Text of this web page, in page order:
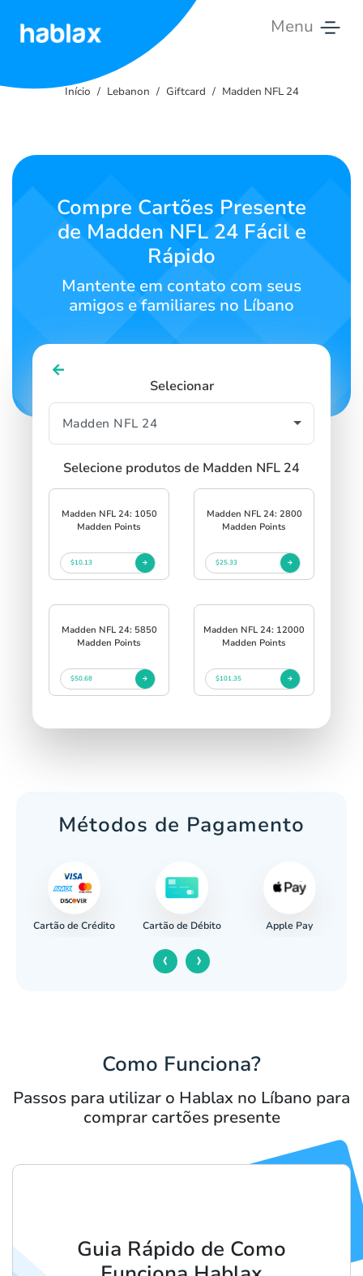
Menu
Tarifas
Entre
contato
SIGN INSIGN UP
Início Lebanon Giftcard Madden NFL 24
Compre Cartões Presente
de Madden NFL 24 Fácil e
Rápido
Mantente em contato com seus
amigos e familiares no Líbano
Selecionar
Selecione produtos de Madden NFL 24
Madden NFL 24: 1050
Madden Points
$10.13
Madden NFL 24: 2800
Madden Points
$25.33
Madden NFL 24: 5850
Madden Points
$50.68
Madden NFL 24: 12000
Madden Points
$101.35
Métodos de Pagamento
Cartão de Crédito Cartão de Débito Apple Pay
‹ ›
Como Funciona?
Passos para utilizar o Hablax no Líbano para
comprar cartões presente
Guia Rápido de Como